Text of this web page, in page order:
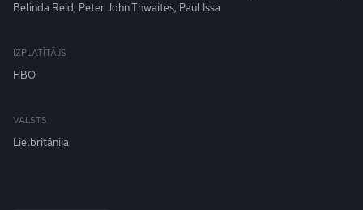
Belinda Reid, Peter John Thwaites, Paul Issa
IZPLATĪTĀJS
HBO
VALSTS
Lielbritānija